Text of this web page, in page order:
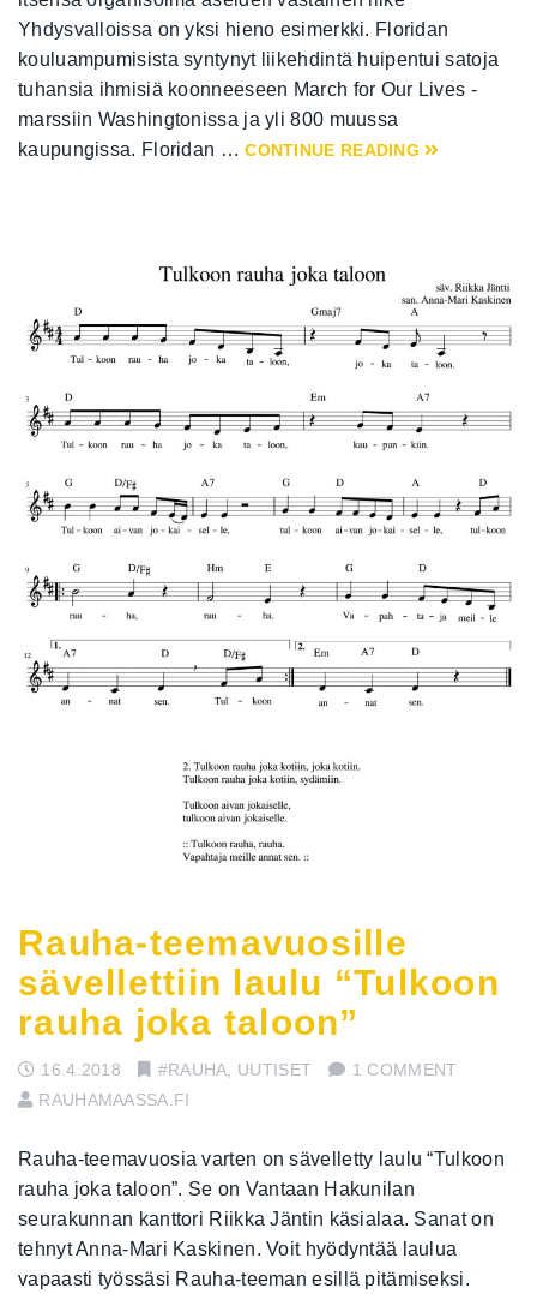
Yhdysvalloissa on yksi hieno esimerkki. Floridan
kouluampumisista syntynyt liikehdintä huipentui satoja
tuhansia ihmisiä koonneeseen March for Our Lives -
marssiin Washingtonissa ja yli 800 muussa
kaupungissa. Floridan …CONTINUE READING
Rauha-teemavuosille
sävellettiin laulu “Tulkoon
rauha joka taloon”
16.4.2018 #RAUHA UUTISET
1 COMMENT
RAUHAMAASSA.FI
Rauha-teemavuosia varten on sävelletty laulu “Tulkoon
rauha joka taloon”. Se on Vantaan Hakunilan
seurakunnan kanttori Riikka Jäntin käsialaa. Sanat on
tehnyt Anna-Mari Kaskinen. Voit hyödyntää laulua
vapaasti työssäsi Rauha-teeman esillä pitämiseksi.